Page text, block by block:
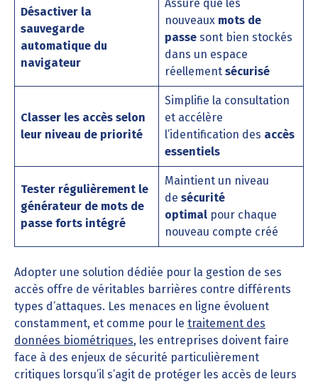
Désactiver la
sauvegarde
automatique du
navigateur
Assure que les
nouveaux mots de
passe sont bien stockés
dans un espace
réellement sécurisé
Classer les accès selon
leur niveau de priorité
Simplifie la consultation
et accélère
l’identification des accès
essentiels
Tester régulièrement le
générateur de mots de
passe forts intégré
Maintient un niveau
de sécurité
optimal pour chaque
nouveau compte créé
Adopter une solution dédiée pour la gestion de ses
accès offre de véritables barrières contre différents
types d’attaques. Les menaces en ligne évoluent
constamment, et comme pour le traitement des
données biométriques, les entreprises doivent faire
face à des enjeux de sécurité particulièrement
critiques lorsqu’il s’agit de protéger les accès de leurs